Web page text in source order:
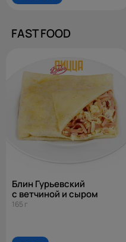
FAST FOOD
Блин Гурьевский
с ветчиной и сыром
165 г